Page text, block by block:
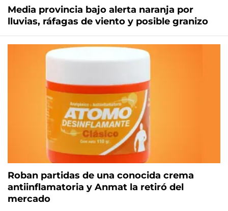
Media provincia bajo alerta naranja por
lluvias, ráfagas de viento y posible granizo
Roban partidas de una conocida crema
antiinflamatoria y Anmat la retiró del
mercado